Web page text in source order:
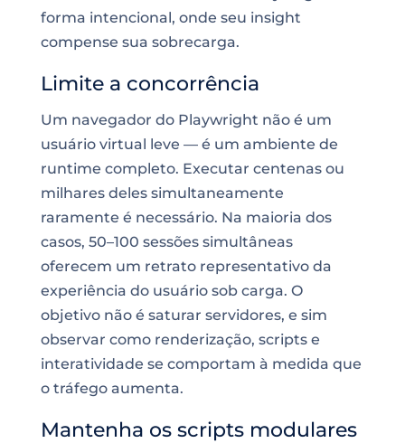
forma intencional, onde seu insight
compense sua sobrecarga.
Limite a concorrência
Um navegador do Playwright não é um
usuário virtual leve — é um ambiente de
runtime completo. Executar centenas ou
milhares deles simultaneamente
raramente é necessário. Na maioria dos
casos, 50–100 sessões simultâneas
oferecem um retrato representativo da
experiência do usuário sob carga. O
objetivo não é saturar servidores, e sim
observar como renderização, scripts e
interatividade se comportam à medida que
o tráfego aumenta.
Mantenha os scripts modulares